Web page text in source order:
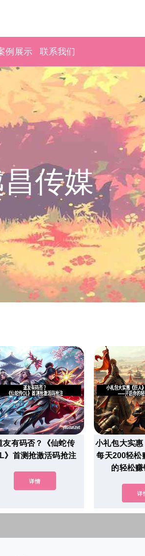
例展示 联系我们
传媒
友有码否？《仙蛇传
》首测抢激活码抢注
详情
小礼包大实
每天200轻
的轻松
详